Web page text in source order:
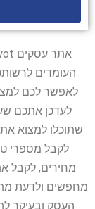
העומדים
לאפשר לכם
לעדכן אתכם
שתוכלו למצוא
לקבל מספרי
מחירים, לקבל
מחפשים ולדעת
העסק ובעיקר